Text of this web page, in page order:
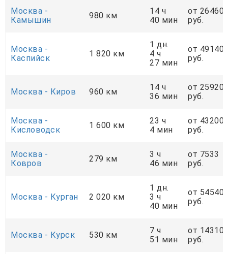
Москва -
Камышин
980 км
14 ч
40 мин
от 26460
руб.
Москва -
Каспийск
1 820 км
1 дн.
4 ч
27 мин
от 49140
руб.
Москва - Киров 960 км
14 ч
36 мин
от 25920
руб.
Москва -
Кисловодск
1 600 км
23 ч
4 мин
от 43200
руб.
Москва -
Ковров
279 км
3 ч
46 мин
от 7533
руб.
Москва - Курган 2 020 км
1 дн.
3 ч
40 мин
от 54540
руб.
Москва - Курск 530 км
7 ч
51 мин
от 14310
руб.